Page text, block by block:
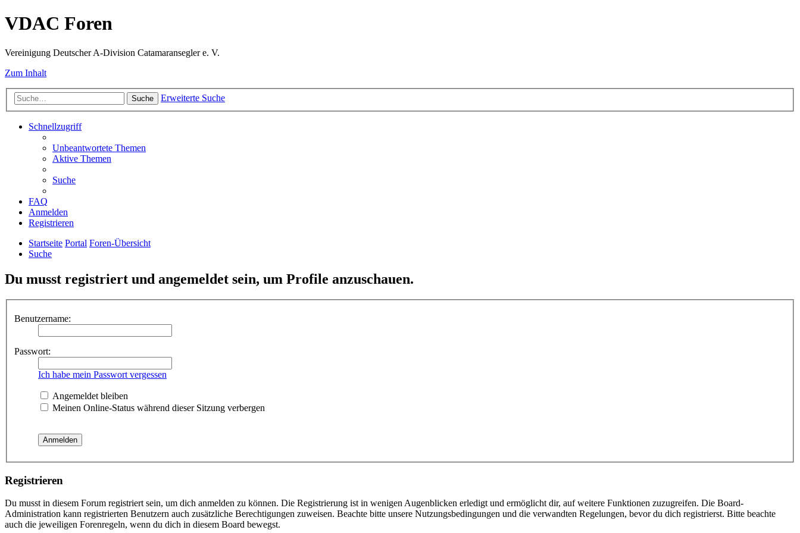
VDAC Foren
Vereinigung Deutscher A-Division Catamaransegler e. V.
Zum Inhalt
Suche Erweiterte Suche
Schnellzugriff
Unbeantwortete Themen
Aktive Themen
Suche
FAQ
Anmelden
Registrieren
Startseite Portal Foren-Übersicht
Suche
Du musst registriert und angemeldet sein, um Profile anzuschauen.
Benutzername:
Passwort:
Ich habe mein Passwort vergessen
Angemeldet bleiben
Meinen Online-Status während dieser Sitzung verbergen
Registrieren
Du musst in diesem Forum registriert sein, um dich anmelden zu können. Die Registrierung ist in wenigen Augenblicken erledigt und ermöglicht dir, auf weitere Funktionen zuzugreifen. Die Board-
Administration kann registrierten Benutzern auch zusätzliche Berechtigungen zuweisen. Beachte bitte unsere Nutzungsbedingungen und die verwandten Regelungen, bevor du dich registrierst. Bitte beachte
auch die jeweiligen Forenregeln, wenn du dich in diesem Board bewegst.